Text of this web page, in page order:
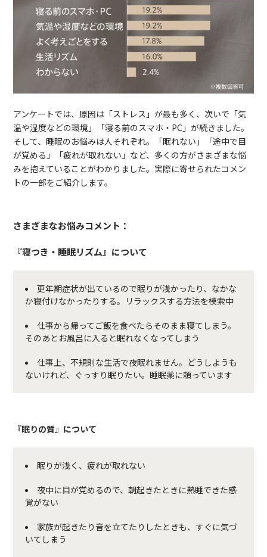
アンケートでは、原因は「ストレス」が最も多く、次いで「気
温や湿度などの環境」「寝る前のスマホ・PC」が続きました。
そして、睡眠のお悩みは人それぞれ。「眠れない」「途中で目
が覚める」「疲れが取れない」など、多くの方がさまざまな悩
みを抱えていることがわかりました。実際に寄せられたコメン
トの一部をご紹介します。
さまざまなお悩みコメント：
『寝つき・睡眠リズム』について
更年期症状が出ているので眠りが浅かったり、なかな
か寝付けなかったりする。リラックスする方法を模索中
仕事から帰ってご飯を食べたらそのまま寝てしまう。
そのあとお風呂に入ると眠れなくなってしまう
仕事上、不規則な生活で夜眠れません。どうしようも
ないけれど、ぐっすり眠りたい。睡眠薬に頼っています
『眠りの質』について
眠りが浅く、疲れが取れない
夜中に目が覚めるので、朝起きたときに熟睡できた感
覚がない
家族が起きたり音を立てたりしたときも、すぐに気づ
いてしまう